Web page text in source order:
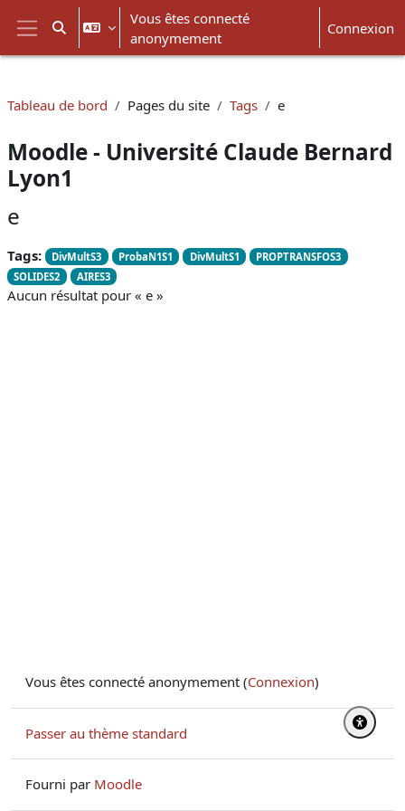
Passer au contenu principal
Panneau latéral
Activer/désactiver la saisie de recherche
Vous êtes connecté
anonymement
Connexion
Tableau de bord Pages du site Tags e
Moodle - Université Claude Bernard
Lyon1
e
Tags: DivMultS3 ProbaN1S1 DivMultS1
PROPTRANSFOS3
SOLIDES2
AIRES3
Aucun résultat pour « e »
Vous êtes connecté anonymement (Connexion)
Passer au thème standard
Fourni par Moodle